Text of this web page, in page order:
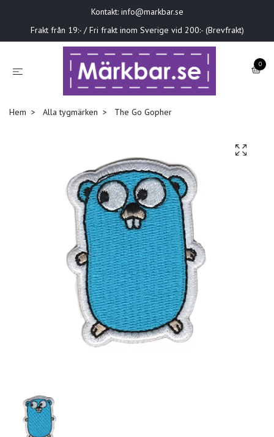
Kontakt: info@markbar.se
Frakt från 19:- / Fri frakt inom Sverige vid 200:- (Brevfrakt)
0
Hem Alla tygmärken The Go Gopher